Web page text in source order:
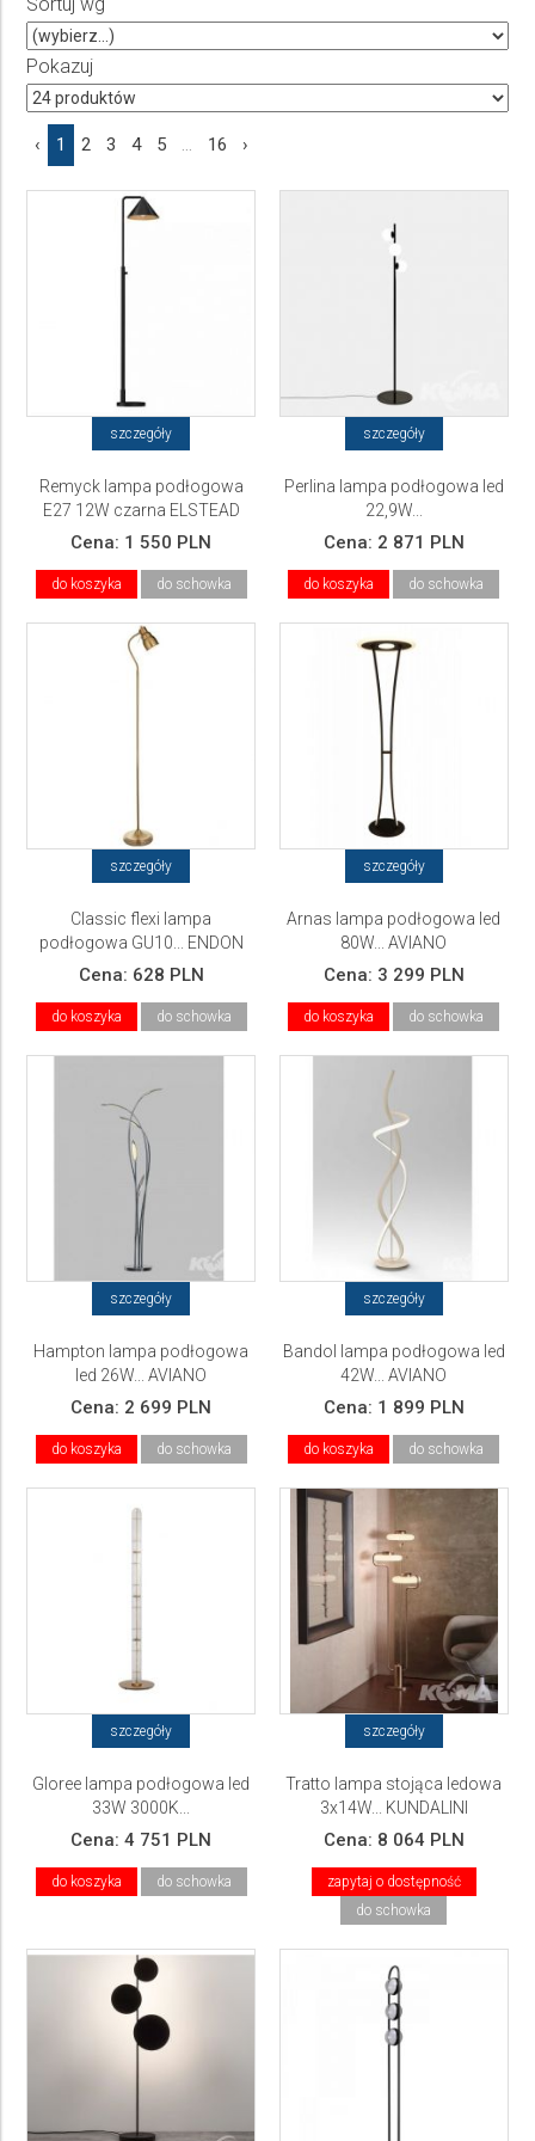
Producent
Wybierz producenta
Cena
Pokazuj
‹ 1 2 3 4 5 ... 16 ›
szczegóły
Remyck lampa podłogowa
E27 12W czarna ELSTEAD
Lighting
Cena: 1 550 PLN
do koszyka do schowka
szczegóły
Perlina lampa podłogowa led
22,9W...
Cena: 2 871 PLN
do koszyka do schowka
szczegóły
Classic flexi lampa
podłogowa GU10... ENDON
Cena: 628 PLN
do koszyka do schowka
szczegóły
Arnas lampa podłogowa led
80W... AVIANO
Cena: 3 299 PLN
do koszyka do schowka
szczegóły
Hampton lampa podłogowa
led 26W... AVIANO
Cena: 2 699 PLN
do koszyka do schowka
szczegóły
Bandol lampa podłogowa led
42W... AVIANO
Cena: 1 899 PLN
do koszyka do schowka
szczegóły
Gloree lampa podłogowa led
33W 3000K...
Cena:4 751 PLN
do koszyka do schowka
szczegóły
Tratto lampa stojąca ledowa
3x14W... KUNDALINI
Cena: 8 064 PLN
zapytaj o dostępność
do schowka